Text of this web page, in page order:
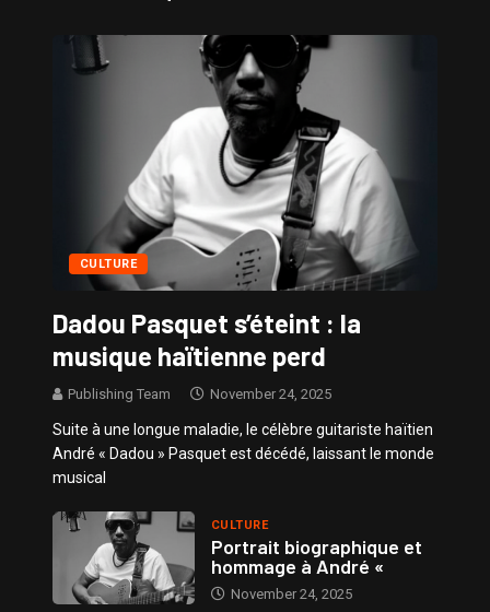
Sissy – Confidences de Stars
CULTURE
Dadou Pasquet s’éteint : la
musique haïtienne perd
Publishing Team November 24, 2025
Suite à une longue maladie, le célèbre guitariste haïtien
André « Dadou » Pasquet est décédé, laissant le monde
musical
CULTURE
Portrait biographique et
hommage à André «
November 24, 2025